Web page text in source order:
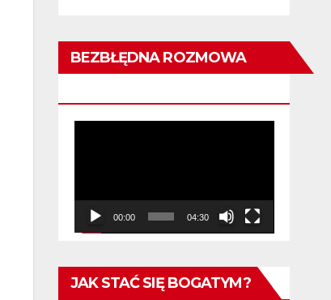
BEZBŁĘDNA ROZMOWA
00:00 04:30
JAK STAĆ SIĘ BOGATYM?